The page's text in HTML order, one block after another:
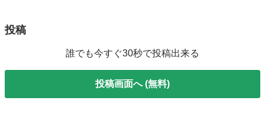
投稿
誰でも今すぐ30秒で投稿出来る
投稿画面へ (無料)